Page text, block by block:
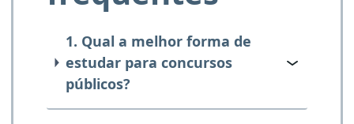
1. Qual a melhor forma de
estudar para concursos
públicos?